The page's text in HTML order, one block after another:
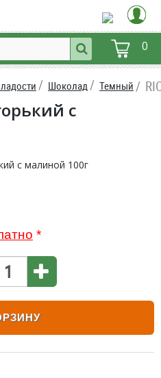
0
Шоколад Темный
с
*